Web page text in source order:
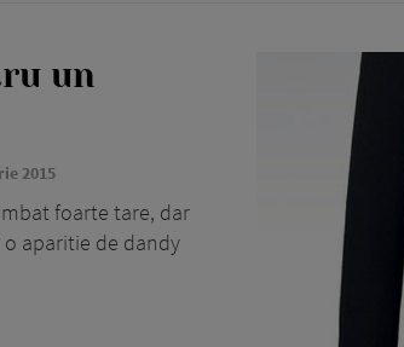
un
2015
foarte tare, dar
aparitie de dandy